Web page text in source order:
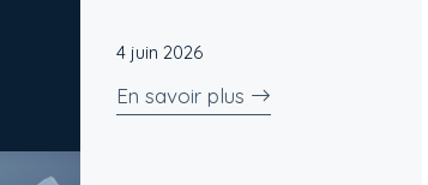
4 juin 2026
En savoir plus